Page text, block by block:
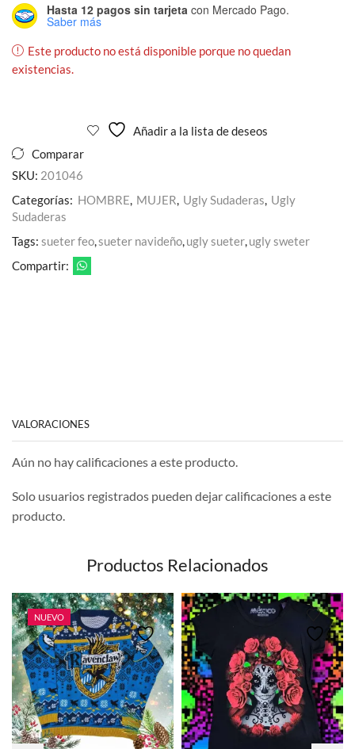
Hasta 12 pagos sin tarjeta con Mercado Pago.
Saber más
Este producto no está disponible porque no quedan
existencias.
Añadir a la lista de deseos
Comparar
SKU: 201046
Categorías: HOMBRE MUJER Ugly Sudaderas Ugly
Sudaderas
Tags: sueter feo sueter navideño ugly sueter ugly sweter
Compartir:
VALORACIONES
Aún no hay calificaciones a este producto.
Solo usuarios registrados pueden dejar calificaciones a este
producto.
Productos Relacionados
NUEVO